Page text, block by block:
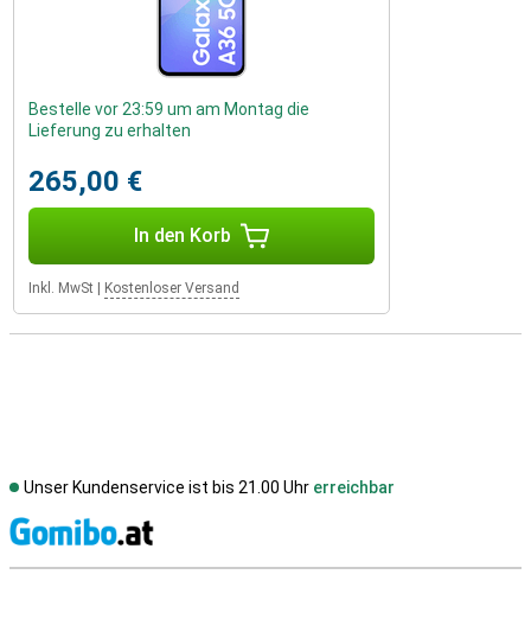
Bestelle vor 23:59 um am Montag die
Lieferung zu erhalten
265,00 €
In den Korb
Inkl. MwSt Kostenloser Versand
Unser Kundenservice ist bis 21.00 Uhr erreichbar